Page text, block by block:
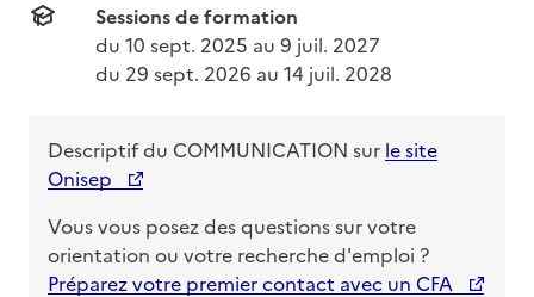
Sessions de formation
du 10 sept. 2025 au 9 juil. 2027
du 29 sept. 2026 au 14 juil. 2028
Descriptif du COMMUNICATION sur le site
Onisep
Vous vous posez des questions sur votre
orientation ou votre recherche d'emploi ?
Préparez votre premier contact avec un CFA